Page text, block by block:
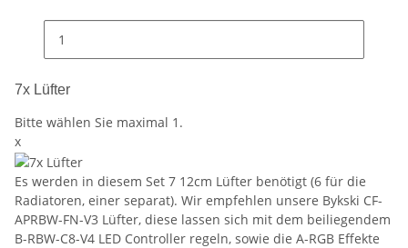
7x Lüfter
Bitte wählen Sie maximal 1.
x
Es werden in diesem Set 7 12cm Lüfter benötigt (6 für die
Radiatoren, einer separat). Wir empfehlen unsere Bykski CF-
APRBW-FN-V3 Lüfter, diese lassen sich mit dem beiliegendem
B-RBW-C8-V4 LED Controller regeln, sowie die A-RGB Effekte